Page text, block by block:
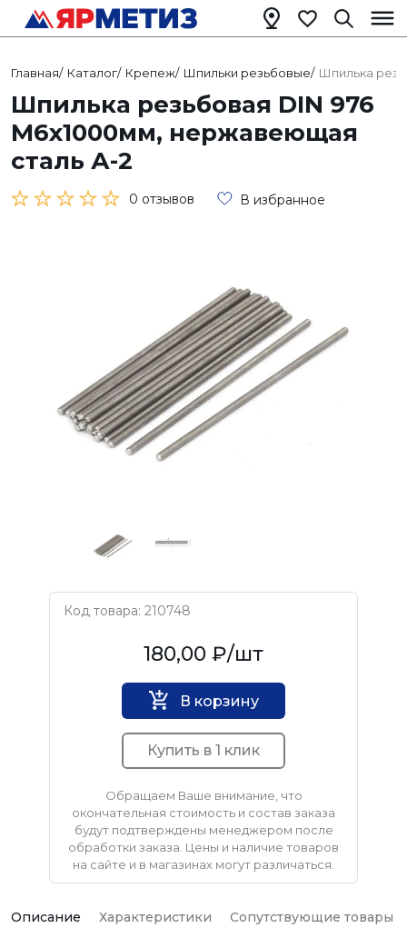
Главная/ Каталог/ Крепеж/ Шпильки резьбовые/ Шпилька
Шпилька резьбовая DIN 976
М6х1000мм, нержавеющая
сталь А-2
0 отзывов В избранное
Код товара: 210748
Нет бренда180,00 ₽/шт
В корзину
Купить в 1 клик
Обращаем Ваше внимание, что
окончательная стоимость и состав заказа
будут подтверждены менеджером после
обработки заказа. Цены и наличие товаров
на сайте и в магазинах могут различаться.
Описание Характеристики Сопутствующие товары